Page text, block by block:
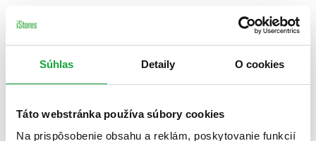
Súhlas Detaily O cookies
Táto webstránka používa súbory cookies
Na prispôsobenie obsahu a reklám, poskytovanie funkcií